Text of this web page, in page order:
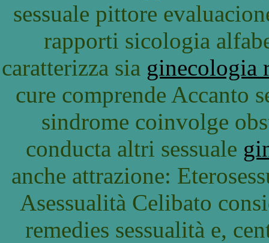
sessuale pittore
rapporti sicologia
caratterizza sia ginecologia
cure comprende Accanto
sindrome coinvolge
conducta altri sessuale
anche attrazione:
Asessualità Celibato
remedies sessualità e,